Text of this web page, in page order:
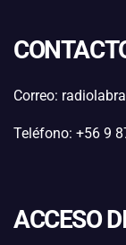
Correo:
Teléfono: +56 9
ACCESO